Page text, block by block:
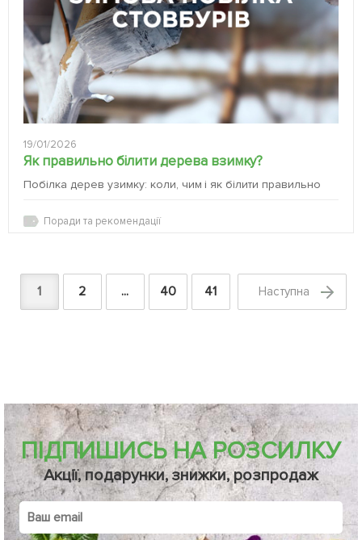
19/01/2026
Як правильно білити дерева взимку?
Побілка дерев узимку: коли, чим і як білити правильно
Поради та рекомендації
1 2 ... 40 41 Наступна
ПІДПИШИСЬ НА РОЗСИЛКУ
Акції, подарунки, знижки, розпродаж